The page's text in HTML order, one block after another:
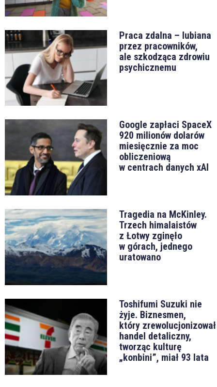
Praca zdalna – lubiana
przez pracowników,
ale szkodząca zdrowiu
psychicznemu
Google zapłaci SpaceX
920 milionów dolarów
miesięcznie za moc
obliczeniową
w centrach danych xAI
Tragedia na McKinley.
Trzech himalaistów
z Łotwy zginęło
w górach, jednego
uratowano
Toshifumi Suzuki nie
żyje. Biznesmen,
który zrewolucjonizował
handel detaliczny,
tworząc kulturę
„konbini”, miał 93 lata